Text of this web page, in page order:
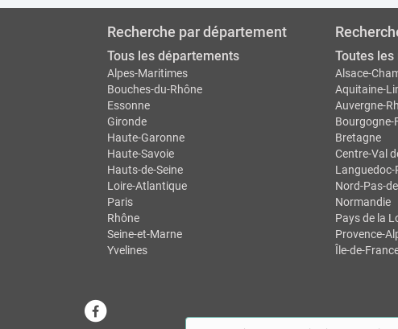
Recherche par département
Tous les départements
Alpes-Maritimes
Bouches-du-Rhône
Essonne
Gironde
Haute-Garonne
Haute-Savoie
Hauts-de-Seine
Loire-Atlantique
Paris
Rhône
Seine-et-Marne
Yvelines
Toutes les
Alsace-
Aquitaine-
Auvergne-
Bourgogne-
Bretagne
Centre-Val
Languedoc-
Nord-Pas-
Normandie
Pays de la
Provence-
Île-de-